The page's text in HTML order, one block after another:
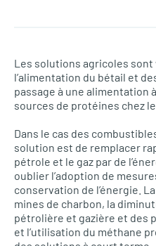
Les solutions agricoles sont
l’alimentation du bétail et
passage à une alimentation
sources de protéines chez
Dans le cas des
solution est de remplacer
pétrole et le gaz par de
oublier l’adoption de
conservation de l’énergie.
mines de charbon, la
pétrolière et gazière et des
et l’utilisation du méthane